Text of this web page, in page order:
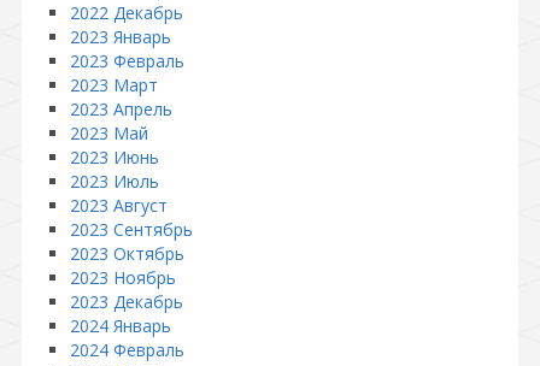
2022 Декабрь
2023 Январь
2023 Февраль
2023 Март
2023 Апрель
2023 Май
2023 Июнь
2023 Июль
2023 Август
2023 Сентябрь
2023 Октябрь
2023 Ноябрь
2023 Декабрь
2024 Январь
2024 Февраль